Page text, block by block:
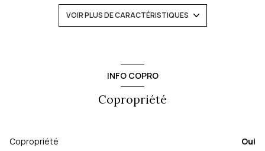
Chauffage autre : autre (autre)
VOIR PLUS DE CARACTÉRISTIQUES
INFO COPRO
Copropriété
Copropriété Oui